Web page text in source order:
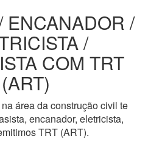
ENCANADOR /
/
COM TRT
(ART)
área da construção civil te
encanador, eletricista,
TRT (ART).